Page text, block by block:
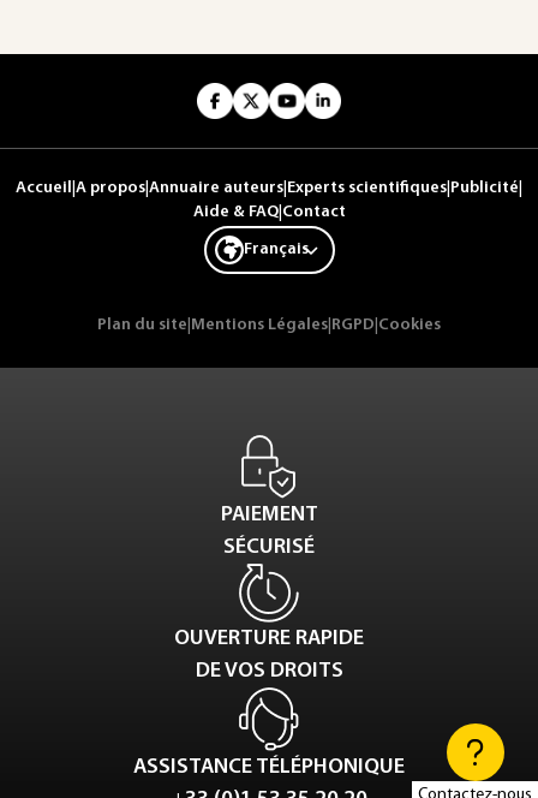
Accueil A propos Annuaire auteurs Experts scientifiques Publicité
Aide & FAQ| Contact
Français
Plan du site Mentions Légales RGPD Cookies
PAIEMENT
SÉCURISÉ
OUVERTURE RAPIDE
DE VOS DROITS
ASSISTANCE TÉLÉPHONIQUE